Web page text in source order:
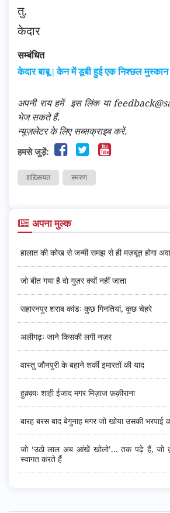
तु.
केदार
सम्बंधित
केदार बाबू | केन में डूबी हुई एक निश्छल मुस्कान
अपनी राय हमें इस लिंक या
भेज सकते हैं.
न्यूज़लेटर के लिए सब्सक्राइब करें.
हमसे जुड़ें:
शख़्सियत स्मरण
अपना मुल्क
हालात की कोख से जन्मी समझ से ही मज़बूत होगा
जो बीत गया है वो गुज़र क्यों नहीं जाता
सहारनपुर शराब कांडः कुछ गिनतियां, कुछ चेहरे
अलीगढ़ः जाने किसकी लगी नज़र
वास्तु जौनपुरी के बहाने शर्की इमारतों की याद
हुक़्क़ाः शाही ईजाद मगर मिज़ाज फ़क़ीराना
बारह बरस बाद बेगुनाह मगर जो खोया उसकी भरपाई
जो ‘उठो लाल अब आंखें खोलो’... तक पढ़े हैं, जो
स्वागत करते हैं